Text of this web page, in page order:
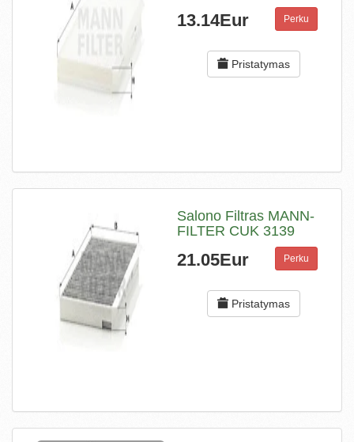
13.14Eur Perku
Pristatymas
Salono Filtras MANN-
FILTER CUK 3139
21.05Eur Perku
Pristatymas